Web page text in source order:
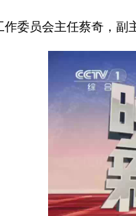
委员会主任蔡奇，